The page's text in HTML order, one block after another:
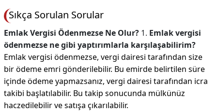
Sıkça Sorulan Sorular
Emlak Vergisi Ödenmezse Ne Olur? 1. Emlak vergisi
ödenmezse ne gibi yaptırımlarla karşılaşabilirim?
Emlak vergisi ödenmezse, vergi dairesi tarafından size
bir ödeme emri gönderilebilir. Bu emirde belirtilen süre
içinde ödeme yapmazsanız, vergi dairesi tarafından icra
takibi başlatılabilir. Bu takip sonucunda mülkünüz
haczedilebilir ve satışa çıkarılabilir.